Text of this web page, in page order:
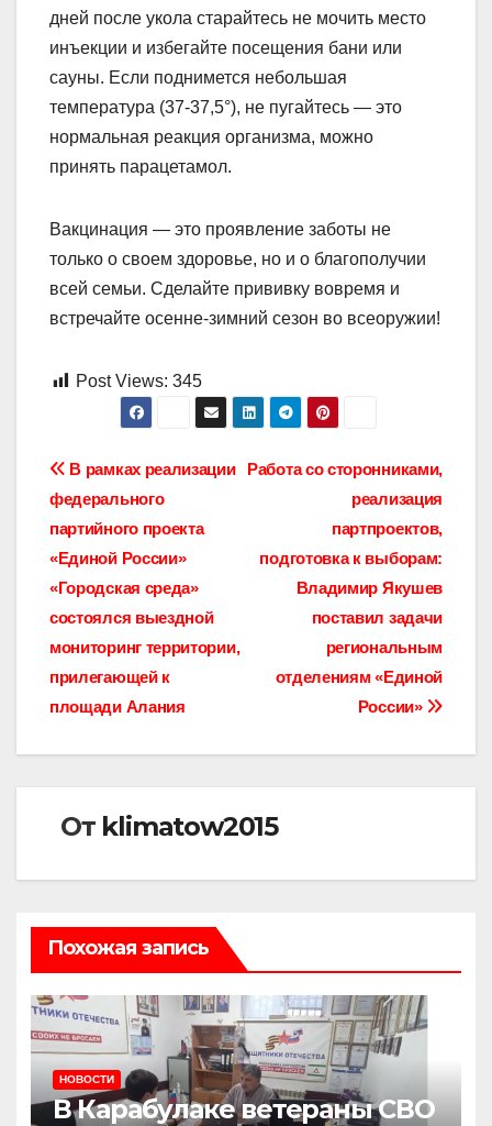
дней после укола старайтесь не мочить место
инъекции и избегайте посещения бани или
сауны. Если поднимется небольшая
температура (37-37,5°), не пугайтесь — это
нормальная реакция организма, можно
принять парацетамол.
Вакцинация — это проявление заботы не
только о своем здоровье, но и о благополучии
всей семьи. Сделайте прививку вовремя и
встречайте осенне-зимний сезон во всеоружии!
Post Views: 345
Навигация
по
записям
Работа со сторонниками,
реализация
партпроектов,
подготовка к выборам:
Владимир Якушев
поставил задачи
региональным
отделениям «Единой
России»
В рамках реализации
федерального
партийного проекта
«Единой России»
«Городская среда»
состоялся выездной
мониторинг территории,
прилегающей к
площади Алания
От klimatow2015
Похожая запись
НОВОСТИ
В Карабулаке ветераны СВО